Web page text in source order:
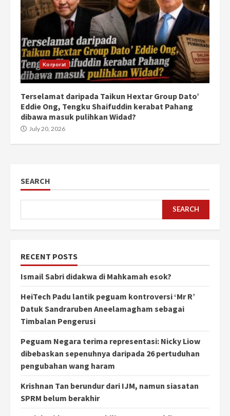
Korporat
Terselamat daripada Taikun Hextar Group Dato’
Eddie Ong, Tengku Shaifuddin kerabat Pahang
dibawa masuk pulihkan Widad?
July 20, 2026
SEARCH
SEARCH
RECENT POSTS
Ismail Sabri didakwa di Mahkamah esok?
HeiTech Padu lantik peguam kontroversi ‘Mr R’
Datuk Sandraruben Aneelamagham sebagai
Timbalan Pengerusi
Peguam Negara terima representasi: Nicky Liow
dibebaskan sepenuhnya daripada 26 pertuduhan
pengubahan wang haram
Krishnan Tan berundur dari IJM, namun siasatan
SPRM belum berakhir